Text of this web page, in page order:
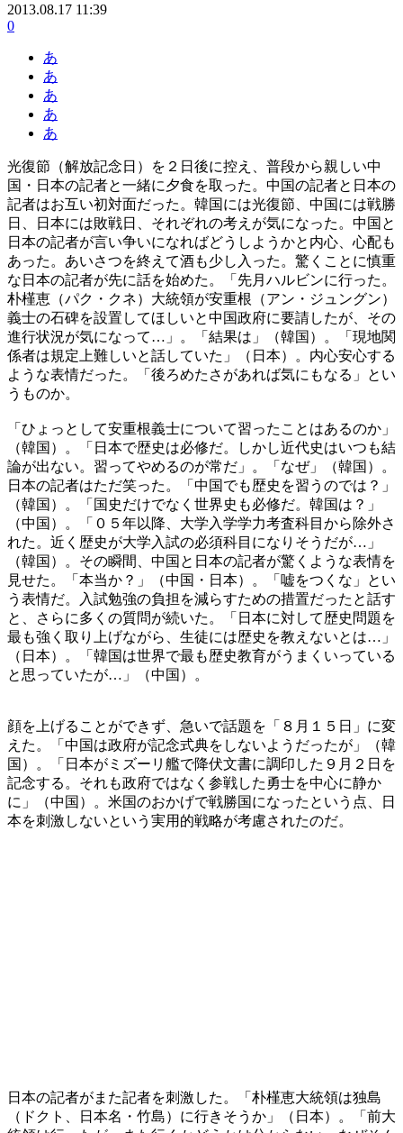
2013.08.17 11:39
0
あ
あ
あ
あ
あ
光復節（解放記念日）を２日後に控え、普段から親しい中
国・日本の記者と一緒に夕食を取った。中国の記者と日本の
記者はお互い初対面だった。韓国には光復節、中国には戦勝
日、日本には敗戦日、それぞれの考えが気になった。中国と
日本の記者が言い争いになればどうしようかと内心、心配も
あった。あいさつを終えて酒も少し入った。驚くことに慎重
な日本の記者が先に話を始めた。「先月ハルビンに行った。
朴槿恵（パク・クネ）大統領が安重根（アン・ジュングン）
義士の石碑を設置してほしいと中国政府に要請したが、その
進行状況が気になって…」。「結果は」（韓国）。「現地関
係者は規定上難しいと話していた」（日本）。内心安心する
ような表情だった。「後ろめたさがあれば気にもなる」とい
うものか。
「ひょっとして安重根義士について習ったことはあるのか」
（韓国）。「日本で歴史は必修だ。しかし近代史はいつも結
論が出ない。習ってやめるのが常だ」。「なぜ」（韓国）。
日本の記者はただ笑った。「中国でも歴史を習うのでは？」
（韓国）。「国史だけでなく世界史も必修だ。韓国は？」
（中国）。「０５年以降、大学入学学力考査科目から除外さ
れた。近く歴史が大学入試の必須科目になりそうだが…」
（韓国）。その瞬間、中国と日本の記者が驚くような表情を
見せた。「本当か？」（中国・日本）。「嘘をつくな」とい
う表情だ。入試勉強の負担を減らすための措置だったと話す
と、さらに多くの質問が続いた。「日本に対して歴史問題を
最も強く取り上げながら、生徒には歴史を教えないとは…」
（日本）。「韓国は世界で最も歴史教育がうまくいっている
と思っていたが…」（中国）。
顔を上げることができず、急いで話題を「８月１５日」に変
えた。「中国は政府が記念式典をしないようだったが」（韓
国）。「日本がミズーリ艦で降伏文書に調印した９月２日を
記念する。それも政府ではなく参戦した勇士を中心に静か
に」（中国）。米国のおかげで戦勝国になったという点、日
本を刺激しないという実用的戦略が考慮されたのだ。
日本の記者がまた記者を刺激した。「朴槿恵大統領は独島
（ドクト、日本名・竹島）に行きそうか」（日本）。「前大